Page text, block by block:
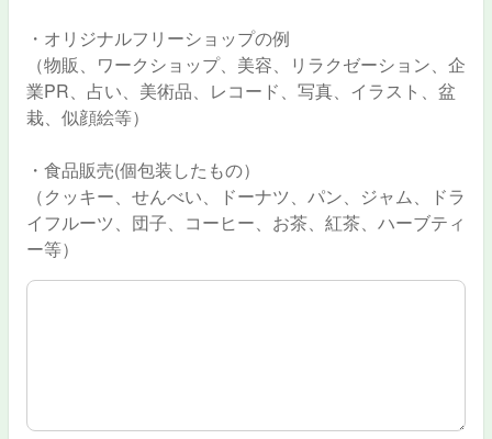
・オリジナルフリーショップの例
（物販、ワークショップ、美容、リラクゼーション、企
業PR、占い、美術品、レコード、写真、イラスト、盆
栽、似顔絵等）
・食品販売(個包装したもの）
（クッキー、せんべい、ドーナツ、パン、ジャム、ドラ
イフルーツ、団子、コーヒー、お茶、紅茶、ハーブティ
ー等）
出店内容